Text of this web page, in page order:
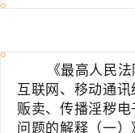
《最高人民法
互联网、移动通讯
贩卖、传播淫秽
问题的解释（一